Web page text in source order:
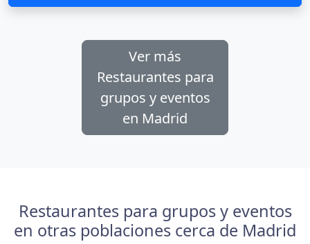
Ver más
Restaurantes para
grupos y eventos
en Madrid
Restaurantes para grupos y eventos
en otras poblaciones cerca de Madrid